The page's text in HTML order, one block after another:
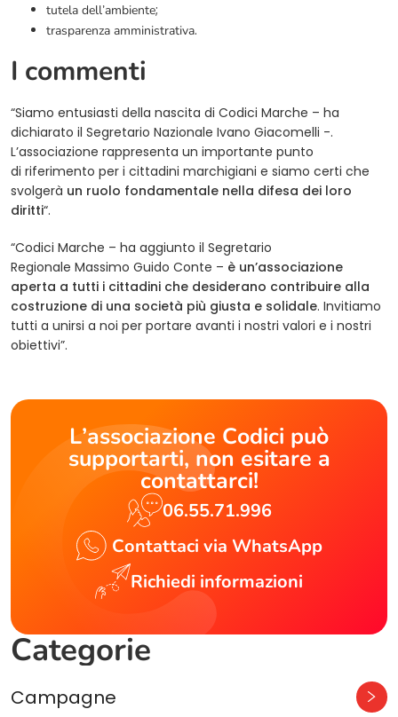
tutela dell’ambiente;
trasparenza amministrativa.
I commenti
“Siamo entusiasti della nascita di Codici Marche – ha
dichiarato il Segretario Nazionale Ivano Giacomelli -.
L’associazione rappresenta un importante punto
di riferimento per i cittadini marchigiani e siamo certi che
svolgerà un ruolo fondamentale nella difesa dei loro
diritti“.
“Codici Marche – ha aggiunto il Segretario
Regionale Massimo Guido Conte – è un’associazione
aperta a tutti i cittadini che desiderano contribuire alla
costruzione di una società più giusta e solidale. Invitiamo
tutti a unirsi a noi per portare avanti i nostri valori e i nostri
obiettivi”.
L’associazione Codici può
supportarti, non esitare a
contattarci!
06.55.71.996
Contattaci via WhatsApp
Richiedi informazioni
Categorie
Campagne